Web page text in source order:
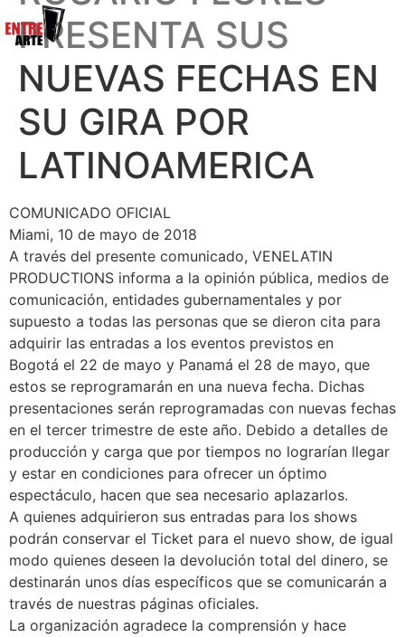
PRESENTA SUS
NUEVAS FECHAS EN
SU GIRA POR
LATINOAMERICA
COMUNICADO OFICIAL
Miami, 10 de mayo de 2018
A través del presente comunicado, VENELATIN
PRODUCTIONS informa a la opinión pública, medios de
comunicación, entidades gubernamentales y por
supuesto a todas las personas que se dieron cita para
adquirir las entradas a los eventos previstos en
Bogotá el 22 de mayo y Panamá el 28 de mayo, que
estos se reprogramarán en una nueva fecha. Dichas
presentaciones serán reprogramadas con nuevas fechas
en el tercer trimestre de este año. Debido a detalles de
producción y carga que por tiempos no lograrían llegar
y estar en condiciones para ofrecer un óptimo
espectáculo, hacen que sea necesario aplazarlos.
A quienes adquirieron sus entradas para los shows
podrán conservar el Ticket para el nuevo show, de igual
modo quienes deseen la devolución total del dinero, se
destinarán unos días específicos que se comunicarán a
través de nuestras páginas oficiales.
La organización agradece la comprensión y hace